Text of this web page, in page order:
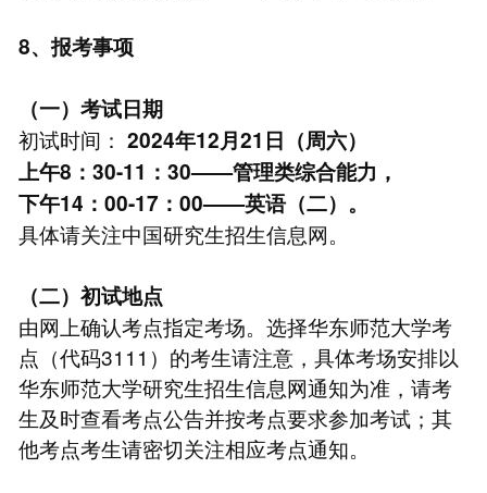
8、报考事项
（一）考试日期
初试时间： 2024年12月21日（周六）
上午8：30-11：30——管理类综合能力，
下午14：00-17：00——英语（二）。
具体请关注中国研究生招生信息网。
（二）初试地点
由网上确认考点指定考场。选择华东师范大学考
点（代码3111）的考生请注意，具体考场安排以
华东师范大学研究生招生信息网通知为准，请考
生及时查看考点公告并按考点要求参加考试；其
他考点考生请密切关注相应考点通知。